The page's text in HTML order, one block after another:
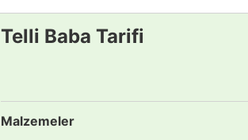
Telli Baba Tarifi
Malzemeler